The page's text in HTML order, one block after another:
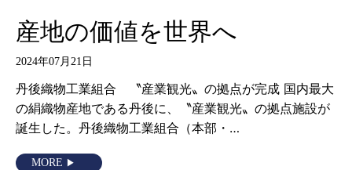
産地の価値を世界へ
2024年07月21日
丹後織物工業組合 〝産業観光〟の拠点が完成 国内最大
の絹織物産地である丹後に、〝産業観光〟の拠点施設が
誕生した。丹後織物工業組合（本部・…
MORE